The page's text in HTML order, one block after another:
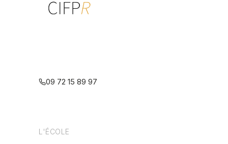
09 72 15 89 97
L'ÉCOLE